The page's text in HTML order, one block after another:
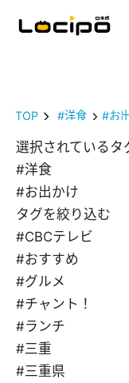
TOP #洋食 #お
選択されているタ
#洋食
#お出かけ
タグを絞り込む
#CBCテレビ
#おすすめ
#グルメ
#チャント！
#ランチ
#三重
#三重県